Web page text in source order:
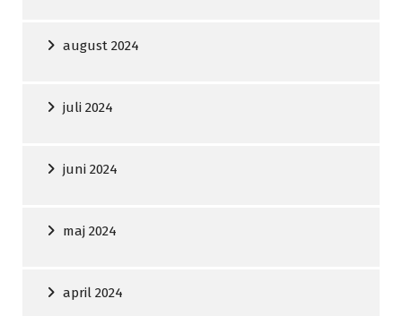
august 2024
juli 2024
juni 2024
maj 2024
april 2024